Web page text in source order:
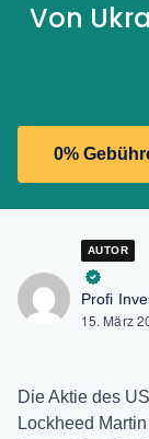
Von
0%
AUTOR
Profi
15. März
Die Aktie des
Lockheed